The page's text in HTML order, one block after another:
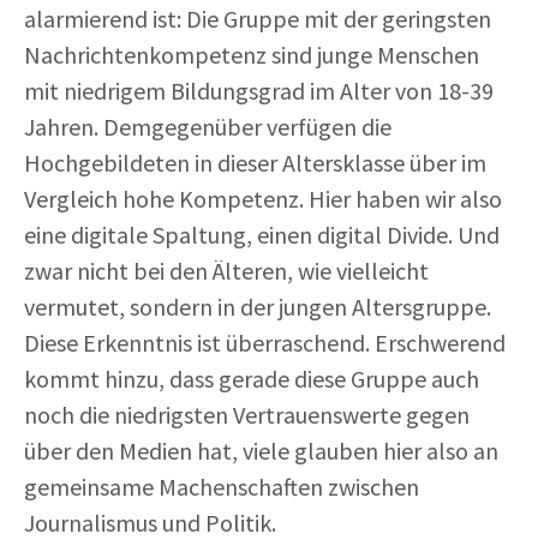
alarmierend ist: Die Gruppe mit der geringsten
Nachrichtenkompetenz sind junge Menschen
mit niedrigem Bildungsgrad im Alter von 18-39
Jahren. Demgegenüber verfügen die
Hochgebildeten in dieser Altersklasse über im
Vergleich hohe Kompetenz. Hier haben wir also
eine digitale Spaltung, einen digital Divide. Und
zwar nicht bei den Älteren, wie vielleicht
vermutet, sondern in der jungen Altersgruppe.
Diese Erkenntnis ist überraschend. Erschwerend
kommt hinzu, dass gerade diese Gruppe auch
noch die niedrigsten Vertrauenswerte gegen
über den Medien hat, viele glauben hier also an
gemeinsame Machenschaften zwischen
Journalismus und Politik.